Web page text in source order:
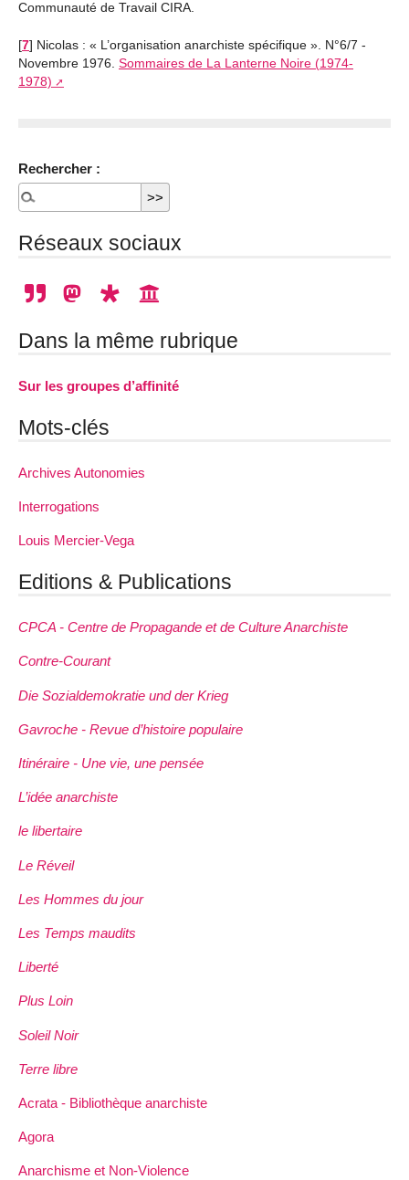
Communauté de Travail CIRA.
[7] Nicolas : « L’organisation anarchiste spécifique ». N°6/7 -
Novembre 1976. Sommaires de La Lanterne Noire (1974-
1978)
Rechercher :
Réseaux sociaux
Dans la même rubrique
Sur les groupes d’affinité
Mots-clés
Archives Autonomies
Interrogations
Louis Mercier-Vega
Editions & Publications
CPCA - Centre de Propagande et de Culture Anarchiste
Contre-Courant
Die Sozialdemokratie und der Krieg
Gavroche - Revue d’histoire populaire
Itinéraire - Une vie, une pensée
L’idée anarchiste
le libertaire
Le Réveil
Les Hommes du jour
Les Temps maudits
Liberté
Plus Loin
Soleil Noir
Terre libre
Acrata - Bibliothèque anarchiste
Agora
Anarchisme et Non-Violence